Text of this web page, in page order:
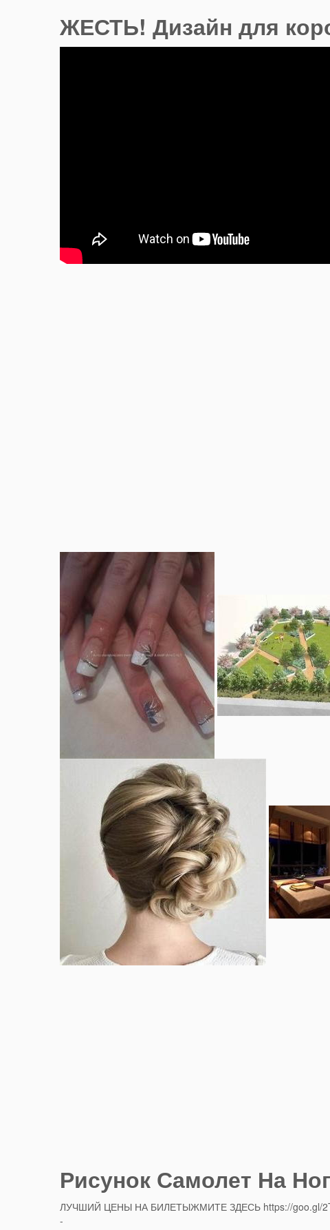
ЖЕСТЬ! Дизайн для
Рисунок Самолет На
ЛУЧШИЙ ЦЕНЫ НА БИЛЕТЫЖМИТЕ ЗДЕСЬ https://goo.gl/
-